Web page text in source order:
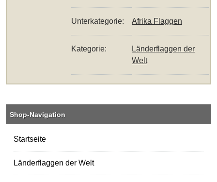
Unterkategorie: Afrika Flaggen
Kategorie:
Länderflaggen der
Welt
Shop-Navigation
Startseite
Länderflaggen der Welt